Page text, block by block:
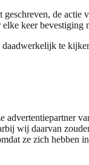
de actie
keer bevestiging
te
advertentiepartner
wij daarvan
ze zich hebben